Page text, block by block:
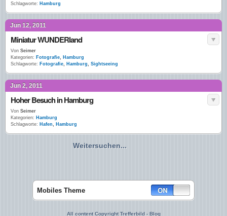
Schlagworte: Hamburg
Jun 12, 2011
Miniatur WUNDERland
Von Seimer
Kategorien: Fotografie, Hamburg
Schlagworte: Fotografie, Hamburg, Sightseeing
Jun 2, 2011
Hoher Besuch in Hamburg
Von Seimer
Kategorien: Hamburg
Schlagworte: Hafen, Hamburg
Weitersuchen...
Mobiles Theme
All content Copyright Trefferbild - Blog